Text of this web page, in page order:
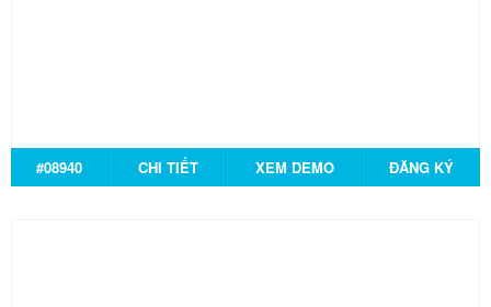
#08940 CHI TIẾT XEM DEMO ĐĂNG KÝ